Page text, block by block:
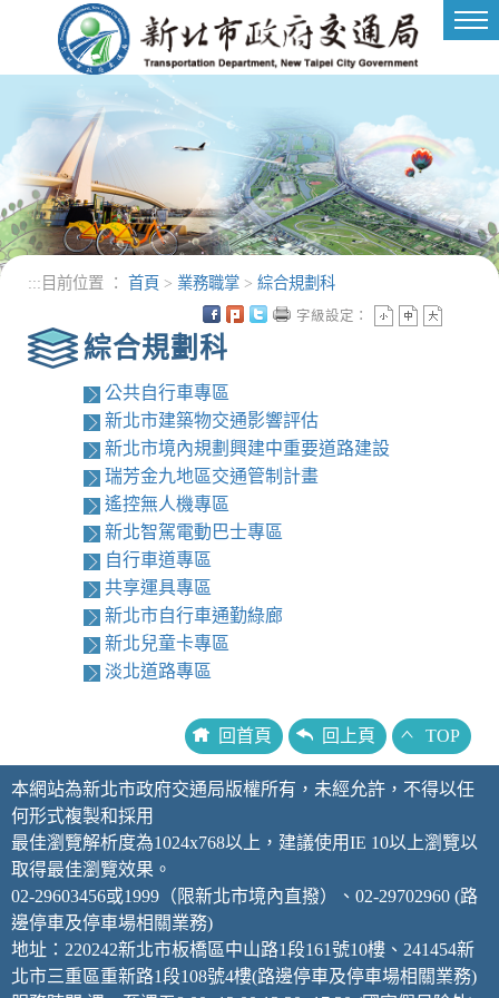
進入內容區塊
::: 目前位置 ： 首頁 > 業務職掌 > 綜合規劃科
綜合規劃科
字級設定：
公共自行車專區
新北市建築物交通影響評估
新北市境內規劃興建中重要道路建設
瑞芳金九地區交通管制計畫
遙控無人機專區
新北智駕電動巴士專區
自行車道專區
共享運具專區
新北市自行車通勤綠廊
新北兒童卡專區
淡北道路專區
回首頁 回上頁 TOP
本網站為新北市政府交通局版權所有，未經允許，不得以任
何形式複製和採用
最佳瀏覽解析度為1024x768以上，建議使用IE 10以上瀏覽以
取得最佳瀏覽效果。
02-29603456或1999（限新北市境內直撥）、02-29702960 (路
邊停車及停車場相關業務)
地址：220242新北市板橋區中山路1段161號10樓、241454新
北市三重區重新路1段108號4樓(路邊停車及停車場相關業務)